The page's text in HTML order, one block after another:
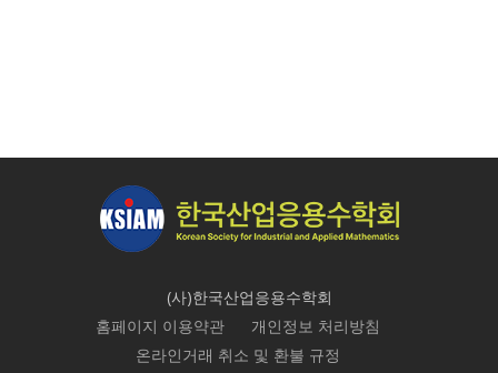
(사)한국산업응용수학회
홈페이지 이용약관
개인정보 처리방침
온라인거래 취소 및 환불 규정